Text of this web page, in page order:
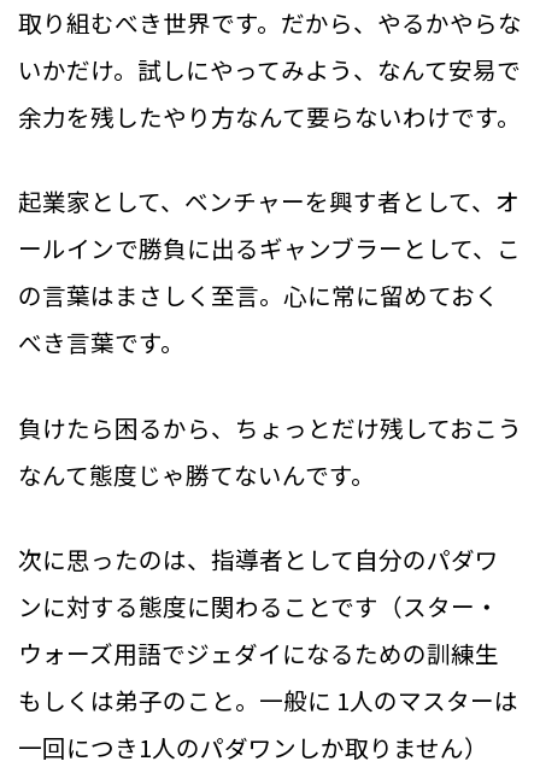
取り組むべき世界です。だから、やるかやらな
いかだけ。試しにやってみよう、なんて安易で
余力を残したやり方なんて要らないわけです。
起業家として、ベンチャーを興す者として、オ
ールインで勝負に出るギャンブラーとして、こ
の言葉はまさしく至言。心に常に留めておく
べき言葉です。
負けたら困るから、ちょっとだけ残しておこう
なんて態度じゃ勝てないんです。
次に思ったのは、指導者として自分のパダワ
ンに対する態度に関わることです（スター・
ウォーズ用語でジェダイになるための訓練生
もしくは弟子のこと。一般に 1人のマスターは
一回につき1人のパダワンしか取りません）